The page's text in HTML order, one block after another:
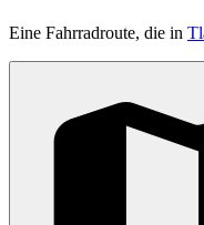
Eine Fahrradroute, die in